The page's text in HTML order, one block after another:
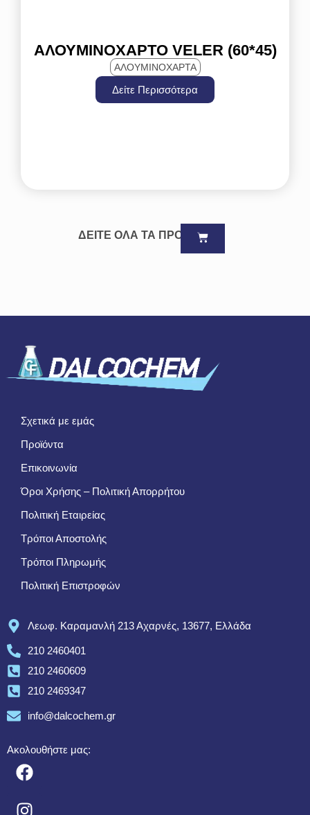
ΑΛΟΥΜΙΝΌΧΑΡΤΟ VELER (60*45)
ΑΛΟΥΜΙΝΟΧΑΡΤΑ
Δείτε Περισσότερα
ΔΕΙΤΕ ΟΛΑ ΤΑ ΠΡΟΪΟΝΤΑ
Σχετικά με εμάς
Προϊόντα
Επικοινωνία
Όροι Χρήσης – Πολιτική Απορρήτου
Πολιτική Εταιρείας
Τρόποι Αποστολής
Τρόποι Πληρωμής
Πολιτική Επιστροφών
Λεωφ. Καραμανλή 213 Αχαρνές, 13677, Ελλάδα
210 2460401
210 2460609
210 2469347
info@dalcochem.gr
Ακολουθήστε μας: